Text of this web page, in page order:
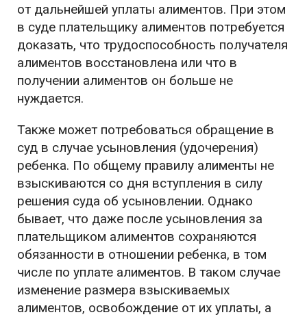
от дальнейшей уплаты алиментов. При этом
в суде плательщику алиментов потребуется
доказать, что трудоспособность получателя
алиментов восстановлена или что в
получении алиментов он больше не
нуждается.
Также может потребоваться обращение в
суд в случае усыновления (удочерения)
ребенка. По общему правилу алименты не
взыскиваются со дня вступления в силу
решения суда об усыновлении. Однако
бывает, что даже после усыновления за
плательщиком алиментов сохраняются
обязанности в отношении ребенка, в том
числе по уплате алиментов. В таком случае
изменение размера взыскиваемых
алиментов, освобождение от их уплаты, а